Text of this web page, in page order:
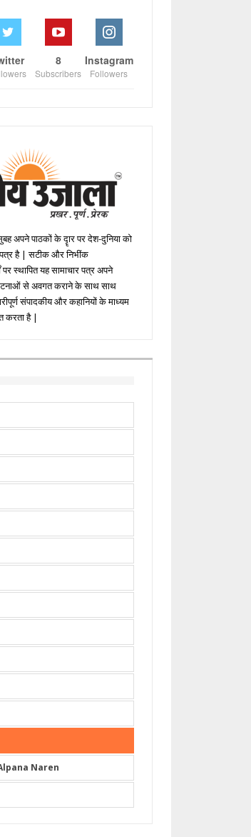
8
Subscribers
Instagram
Followers
अपने पाठकों के दॄार पर देश-दुनिया को
है | सटीक और निभींक
स्थापित यह सामाचार पत्र अपने
घटनाओं से अवगत कराने के साथ साथ
संपादकीय और कहानियों के माध्यम
करता है |
Naren